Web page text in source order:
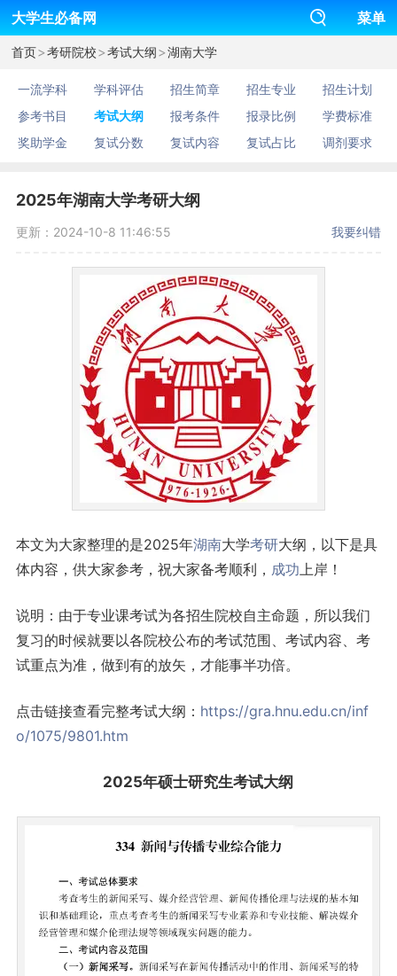
大学生必备网 菜单
首页>考研院校>考试大纲>湖南大学
一流学科 学科评估 招生简章 招生专业
招生计划
参考书目
考试大纲 报考条件 报录比例
学费标准
奖助学金
复试分数 复试内容 复试占比 调剂要求
2025年湖南大学考研大纲
更新：2024-10-8 11:46:55 我要纠错
本文为大家整理的是2025年湖南大学考研大纲，以下是具
体内容，供大家参考，祝大家备考顺利， 成功上岸！
说明：由于专业课考试为各招生院校自主命题，所以我们
复习的时候就要以各院校公布的考试范围、考试内容、考
试重点为准，做到有的放矢，才能事半功倍。
点击链接查看完整考试大纲： https://gra.hnu.edu.cn/inf
o/1075/9801.htm
2025年硕士研究生考试大纲